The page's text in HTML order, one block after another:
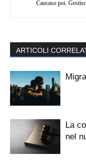
Caucaso poi.
ARTICOLI
La
nel